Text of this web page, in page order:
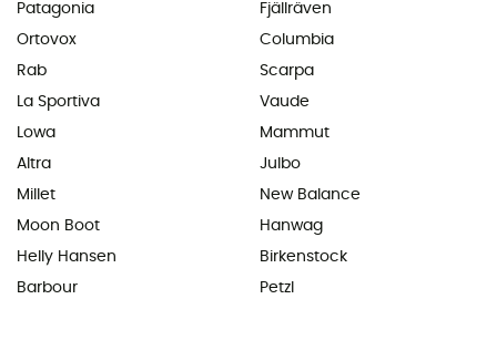
Patagonia
Ortovox
Rab
La Sportiva
Lowa
Altra
Millet
Moon Boot
Helly Hansen
Barbour
Fjällräven
Columbia
Scarpa
Vaude
Mammut
Julbo
New Balance
Hanwag
Birkenstock
Petzl